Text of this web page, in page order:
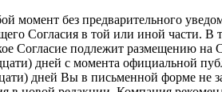
момент без предварительного
Согласия в той или иной части. В
Согласие подлежит размещению на
дней с момента официальной
дней Вы в письменной форме не